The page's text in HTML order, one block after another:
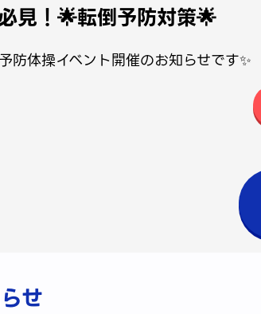
見！🌟転倒予防対策🌟
防体操イベント開催のお知らせです✨
せ